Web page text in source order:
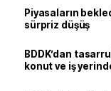
Piyasaların
sürpriz düşüş
BDDK’dan
konut ve iş